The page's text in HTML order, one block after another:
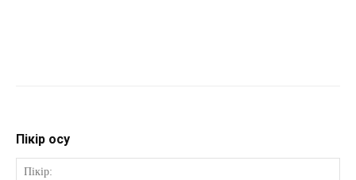
Пікір қосу